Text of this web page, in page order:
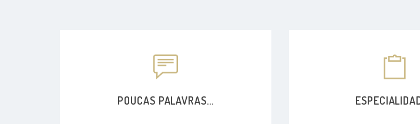
POUCAS PALAVRAS...